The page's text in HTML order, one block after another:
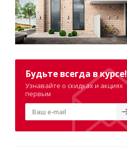
Будьте всегда в курсе!
Узнавайте о скидках и акциях
первым